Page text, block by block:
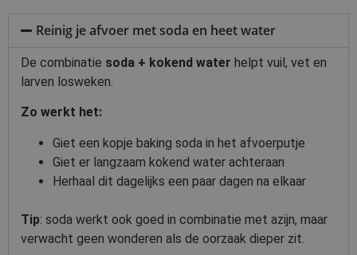
Reinig je afvoer met soda en heet water
De combinatie soda + kokend water helpt vuil, vet en
larven losweken.
Zo werkt het:
Giet een kopje baking soda in het afvoerputje
Giet er langzaam kokend water achteraan
Herhaal dit dagelijks een paar dagen na elkaar
Tip: soda werkt ook goed in combinatie met azijn, maar
verwacht geen wonderen als de oorzaak dieper zit.